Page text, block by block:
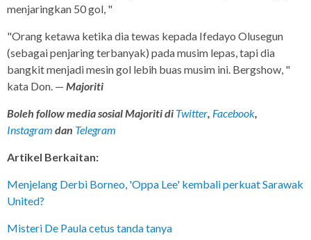
menjaringkan 50 gol, "
"Orang ketawa ketika dia tewas kepada Ifedayo Olusegun
(sebagai penjaring terbanyak) pada musim lepas, tapi dia
bangkit menjadi mesin gol lebih buas musim ini. Bergshow, "
kata Don. — Majoriti
Boleh follow media sosial Majoriti di Twitter, Facebook,
Instagram dan Telegram
Artikel Berkaitan:
Menjelang Derbi Borneo, 'Oppa Lee' kembali perkuat Sarawak
United?
Misteri De Paula cetus tanda tanya